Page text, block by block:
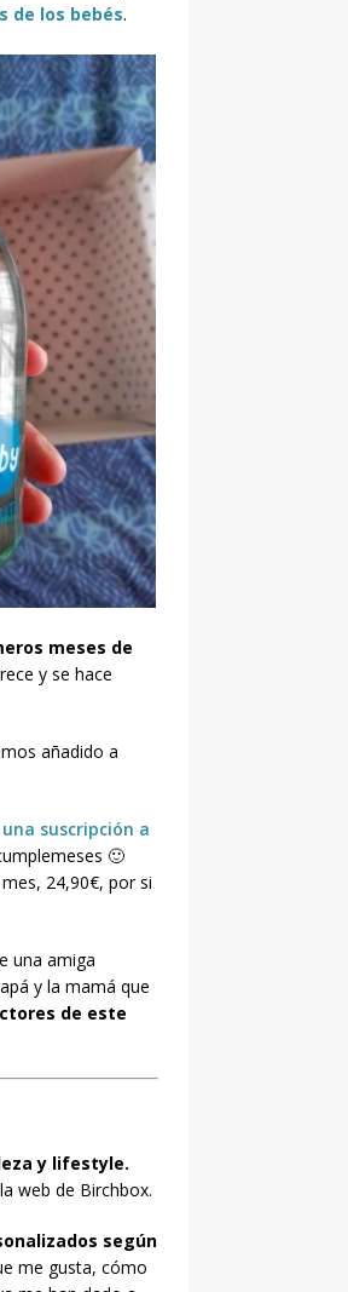
de los bebés.
meses de
y se hace
añadido a
suscripción a
🙂
24,90€, por si
una amiga
y la mamá que
de este
y lifestyle.
web de Birchbox.
según
me gusta, cómo